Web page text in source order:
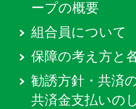
ープの概要
組合員について
保障の考え方と
勧誘方針・共済
共済金支払いの